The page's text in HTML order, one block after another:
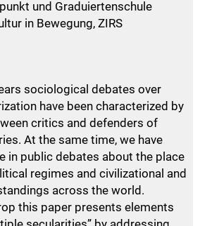
und Graduiertenschule
in Bewegung, ZIRS
sociological debates over
have been characterized by
critics and defenders of
At the same time, we have
in public debates about the place
regimes and civilizational and
across the world.
this paper presents elements